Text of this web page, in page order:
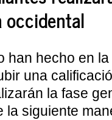
han hecho en
una
la fase
la siguiente